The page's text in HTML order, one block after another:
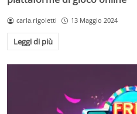
carla.rigoletti 13 Maggio 2024
Leggi di più